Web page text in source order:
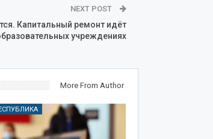
NEXT POST
Капитальный ремонт идёт
учреждениях
More From Author